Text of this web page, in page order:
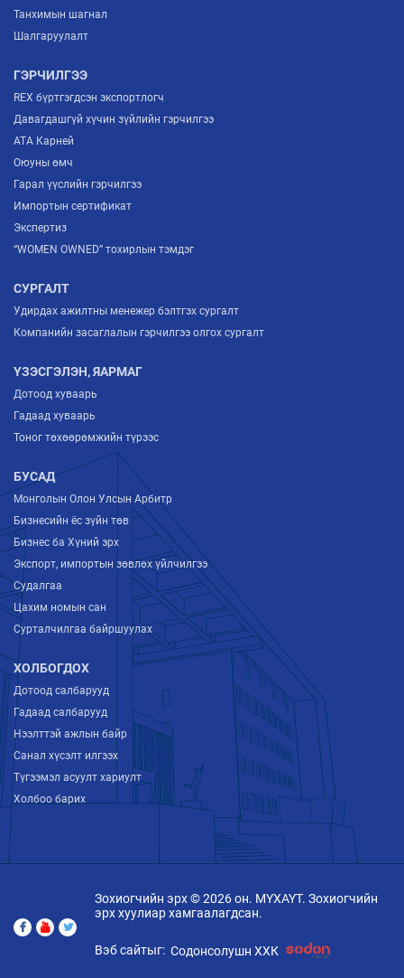
Танхимын шагнал
Шалгаруулалт
ГЭРЧИЛГЭЭ
REX бүртгэгдсэн экспортлогч
Давагдашгүй хүчин зүйлийн гэрчилгээ
ATA Карней
Оюуны өмч
Гарал үүслийн гэрчилгээ
Импортын сертификат
Экспертиз
“WOMEN OWNED” тохирлын тэмдэг
СУРГАЛТ
Удирдах ажилтны менежер бэлтгэх сургалт
Компанийн засаглалын гэрчилгээ олгох сургалт
ҮЗЭСГЭЛЭН, ЯАРМАГ
Дотоод хуваарь
Гадаад хуваарь
Тоног төхөөрөмжийн түрээс
БУСАД
Монголын Олон Улсын Арбитр
Бизнесийн ёс зүйн төв
Бизнес ба Хүний эрх
Экспорт, импортын зөвлөх үйлчилгээ
Судалгаа
Цахим номын сан
Сурталчилгаа байршуулах
ХОЛБОГДОХ
Дотоод салбарууд
Гадаад салбарууд
Нээлттэй ажлын байр
Санал хүсэлт илгээх
Түгээмэл асуулт хариулт
Холбоо барих
Зохиогчийн эрх © 2026 он. МҮХАҮТ. Зохиогчийн
эрх хуулиар хамгаалагдсан.
Вэб сайтыг: Содонсолушн ХХК